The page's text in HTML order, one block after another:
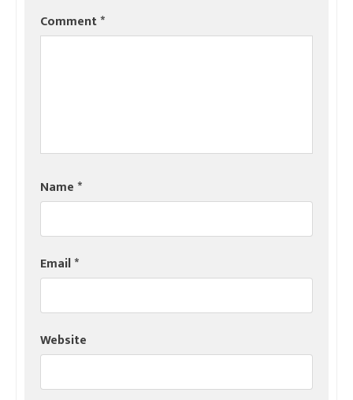
Comment*
Name*
Email*
Website